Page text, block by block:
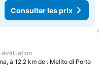
Consulter les prix
à mes favoris
évaluation
à 12.2 km de : Melito di Porto